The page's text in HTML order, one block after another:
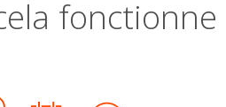
fonctionne